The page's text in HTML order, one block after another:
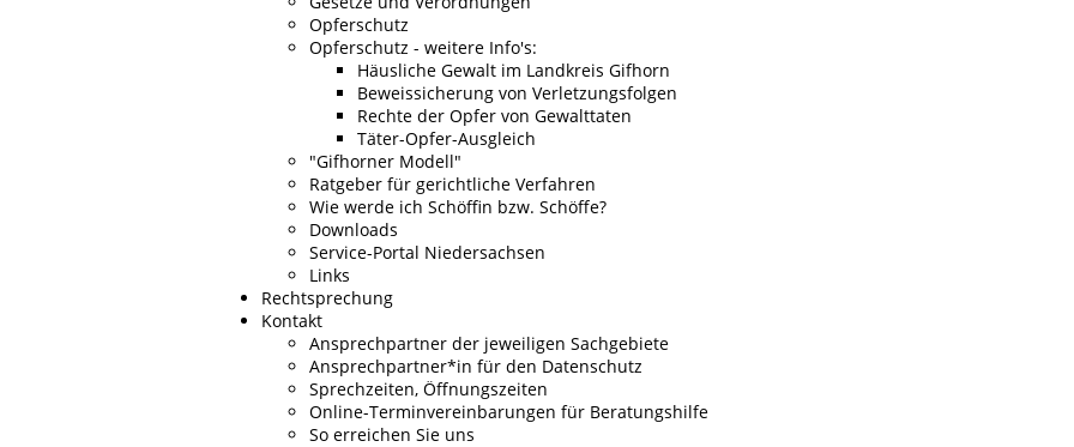
Opferschutz
Opferschutz - weitere Info's:
Häusliche Gewalt im Landkreis Gifhorn
Beweissicherung von Verletzungsfolgen
Rechte der Opfer von Gewalttaten
Täter-Opfer-Ausgleich
"Gifhorner Modell"
Ratgeber für gerichtliche Verfahren
Wie werde ich Schöffin bzw. Schöffe?
Downloads
Service-Portal Niedersachsen
Links
Rechtsprechung
Kontakt
Ansprechpartner der jeweiligen Sachgebiete
Ansprechpartner*in für den Datenschutz
Sprechzeiten, Öffnungszeiten
Online-Terminvereinbarungen für Beratungshilfe
So erreichen Sie uns